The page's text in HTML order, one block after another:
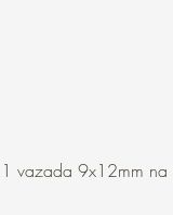
vazada 9x12mm na